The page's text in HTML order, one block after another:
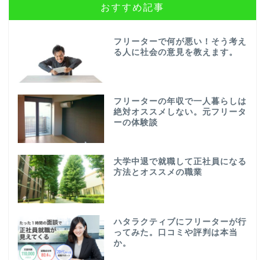
おすすめ記事
フリーターで何が悪い！そう考え
る人に社会の意見を教えます。
フリーターの年収で一人暮らしは
絶対オススメしない。元フリータ
ーの体験談
大学中退で就職して正社員になる
方法とオススメの職業
ハタラクティブにフリーターが行
ってみた。口コミや評判は本当
か。